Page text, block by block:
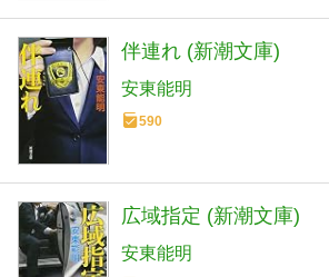
伴連れ (新潮文庫)
安東能明
590
広域指定 (新潮文庫)
安東能明